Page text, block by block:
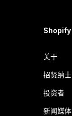
Shopify
关于
招贤纳士
投资者
新闻媒体